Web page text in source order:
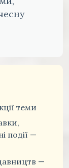
теми
події —
—